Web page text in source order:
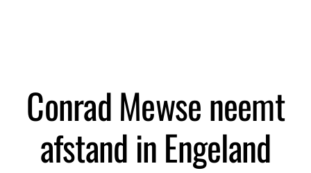
Conrad Mewse neemt
afstand in Engeland